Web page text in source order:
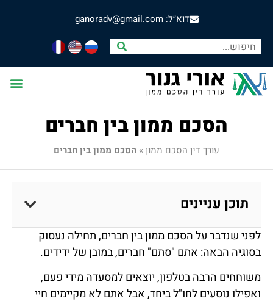
דוא״ל: ganoradv@gmail.com
הסכם ממון בין חברים
עורך דין הסכם ממון»הסכם ממון בין חברים
תוכן עניינים
לפני שנדבר על הסכם ממון בין חברים, תחילה נעסוק
בסוגיה הבאה: אתם "סתם" חברים, במובן של ידידים.
משוחחים הרבה בטלפון, יוצאים למסעדה מידי פעם,
ואפילו נוסעים לחו"ל ביחד, אבל אתם לא מקיימים חיי